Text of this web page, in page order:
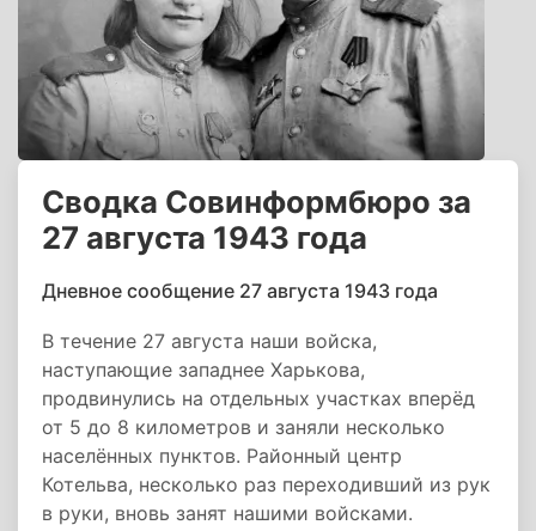
Сводка Совинформбюро за
27 августа 1943 года
Дневное сообщение 27 августа 1943 года
В течение 27 августа наши войска,
наступающие западнее Харькова,
продвинулись на отдельных участках вперёд
от 5 до 8 километров и заняли несколько
населённых пунктов. Районный центр
Котельва, несколько раз переходивший из рук
в руки, вновь занят нашими войсками.